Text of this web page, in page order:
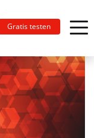
Gratis testen